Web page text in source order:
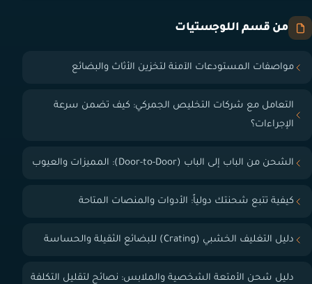
من قسم اللوجستيات
مواصفات المستودعات الآمنة لتخزين الأثاث والبضائع
التعامل مع شركات التخليص الجمركي: كيف تضمن سرعة
الإجراءات؟
الشحن من الباب إلى الباب (Door-to-Door): المميزات والعيوب
كيفية تتبع شحنتك دولياً: الأدوات والمنصات المتاحة
دليل التغليف الخشبي (Crating) للبضائع الثقيلة والحساسة
دليل شحن الأمتعة الشخصية والملابس: نصائح لتقليل التكلفة